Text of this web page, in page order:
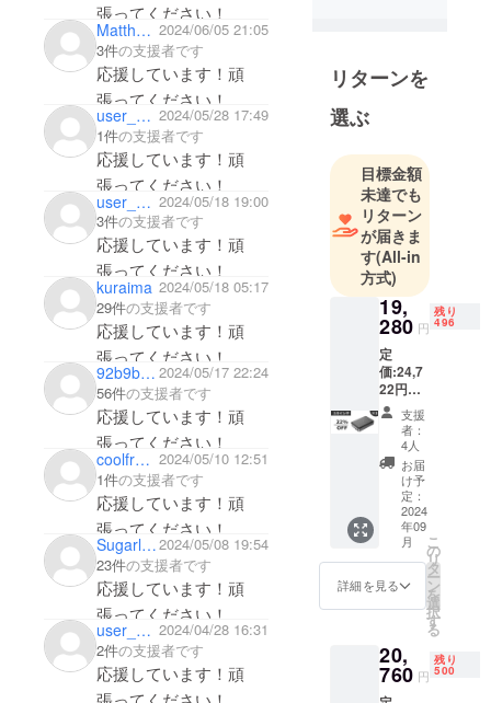
張ってください！
Matthew_mkII 2024/06/05 21:05
3件の支援者です
応援しています！頑
張ってください！
user_5d989d418f34 2024/05/28 17:49
1件の支援者です
応援しています！頑
張ってください！
user_1d3d59188334 2024/05/18 19:00
3件の支援者です
応援しています！頑
張ってください！
kuraima 2024/05/18 05:17
29件の支援者です
応援しています！頑
張ってください！
92b9b3a77c04 2024/05/17 22:24
56件の支援者です
応援しています！頑
張ってください！
coolfrog2007 2024/05/10 12:51
1件の支援者です
応援しています！頑
張ってください！
Sugarloaf2024/05/08 19:54
23件の支援者です
応援しています！頑
張ってください！
user_9cbe850e7b44 2024/04/28 16:31
2件の支援者です
応援しています！頑
斬新でユ
ニークな商
品をお届け
します。
そのため弊
社は数多く
の海外メー
カーと代理
店契約を結
び、価値あ
る商品を価
値ある価格
で皆様にお
届けするた
めの、日本
市場進出を
サポートし
ています。
製品の販売
だけでなく
運営にまで
で、日本の
皆様のニー
リターンを
選ぶ
目標金額
未達でも
リターン
が届きま
す(All-in
方式)
19,
280 円
残り
496
定
価:24,7
22円
（税
込） ※
送料無
料（日
本国内
限定）
内容
物： ・
本体
（2.5イ
ンチ）
×1 ・
LAN
ル×1 ・
USB
Type C
支援
者：
4人
お届
け予
定：
2024
年09
月
詳細を見る
こ
の
リ
タ
ー
ン
を
選
択
す
る
20,
760 円
残り
500